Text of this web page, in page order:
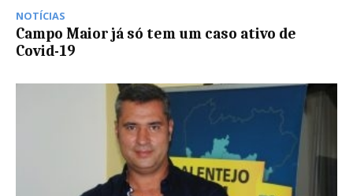
NOTÍCIAS
Campo Maior já só tem um caso ativo de
Covid-19